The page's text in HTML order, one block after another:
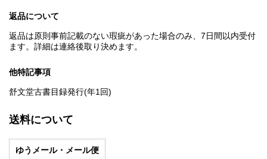
返品について
返品は原則事前記載のない瑕疵があった場合のみ、7日間以内受付
ます。詳細は連絡後取り決めます。
他特記事項
舒文堂古書目録発行(年1回)
送料について
ゆうメール・メール便